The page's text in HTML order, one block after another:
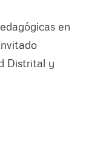
en
Distrital y